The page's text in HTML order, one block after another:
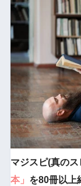
マジスピ(真の
本」 を80冊以上